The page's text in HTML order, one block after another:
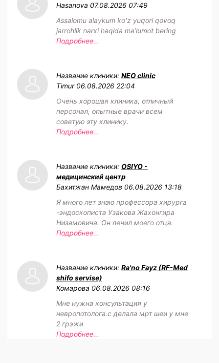
Hasanova 07.08.2026 07:49
Assalomu alaykum koʻz yuqori qovoq
jarrohlik narxi haqida maʼlumot bering
Подробнее...
Название клиники: NEO clinic
Timur 06.08.2026 22:04
Очень хорошая клиника, отличный
персонал, опытные врачи всем
советую эту клинику.
Подробнее...
Название клиники: OSIYO -
медицинский центр
Бахитжан Мамедов 06.08.2026 13:18
Я много лет знаю профессора хирурга
-эндоскописта Узакова Жахонгира
Низамовича. Он лечил моего отца.
Подробнее...
Название клиники: Ra'no Fayz (RF-Med
shifo servise)
Комарова 06.08.2026 08:16
Мне нужна консультация у
невропотолога.с делала мрт шеи у мне
2 грэжи
Подробнее...